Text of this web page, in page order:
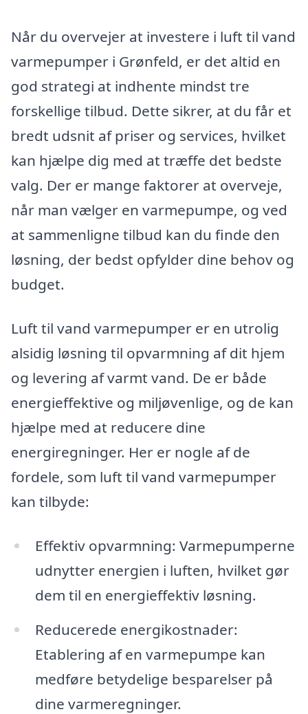
Når du overvejer at investere i luft til vand
varmepumper i Grønfeld, er det altid en
god strategi at indhente mindst tre
forskellige tilbud. Dette sikrer, at du får et
bredt udsnit af priser og services, hvilket
kan hjælpe dig med at træffe det bedste
valg. Der er mange faktorer at overveje,
når man vælger en varmepumpe, og ved
at sammenligne tilbud kan du finde den
løsning, der bedst opfylder dine behov og
budget.
Luft til vand varmepumper er en utrolig
alsidig løsning til opvarmning af dit hjem
og levering af varmt vand. De er både
energieffektive og miljøvenlige, og de kan
hjælpe med at reducere dine
energiregninger. Her er nogle af de
fordele, som luft til vand varmepumper
kan tilbyde:
Effektiv opvarmning: Varmepumperne
udnytter energien i luften, hvilket gør
dem til en energieffektiv løsning.
Reducerede energikostnader:
Etablering af en varmepumpe kan
medføre betydelige besparelser på
dine varmeregninger.